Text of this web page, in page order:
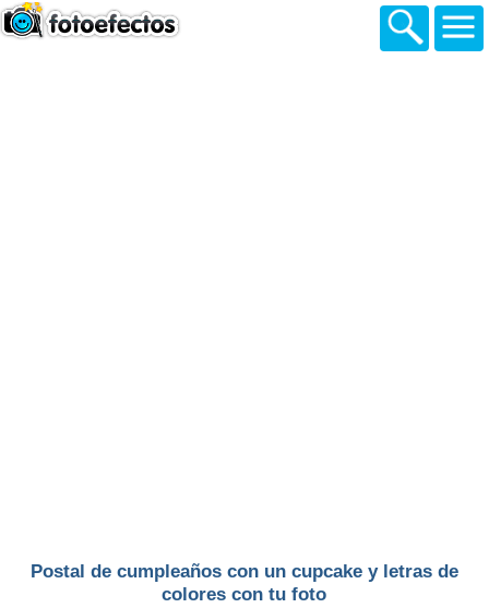
Postal de cumpleaños con un cupcake y letras de
colores con tu foto